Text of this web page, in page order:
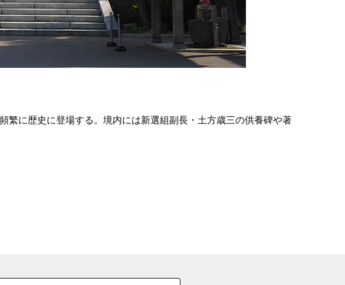
に歴史に登場する。境内には新選組副長・土方歳三の供養碑や著